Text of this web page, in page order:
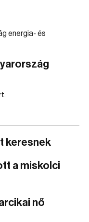
keresnek
a miskolci
nő